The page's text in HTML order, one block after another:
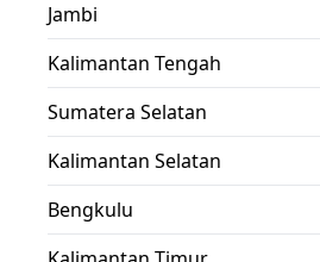
Jambi
Kalimantan Tengah
Sumatera Selatan
Kalimantan Selatan
Bengkulu